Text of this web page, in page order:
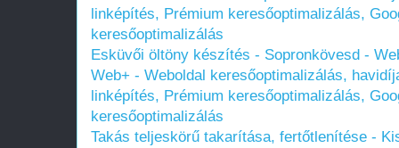
linképítés, Prémium keresőoptimalizálás,
keresőoptimalizálás
Esküvői öltöny készítés - Sopronkövesd -
Web+ - Weboldal keresőoptimalizálás,
linképítés, Prémium keresőoptimalizálás,
keresőoptimalizálás
Takás teljeskörű takarítása, fertőtlenítése -